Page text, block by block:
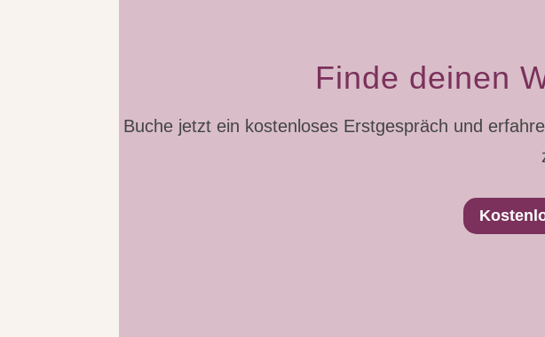
Finde deinen
Buche jetzt ein kostenloses Erstgespräch und